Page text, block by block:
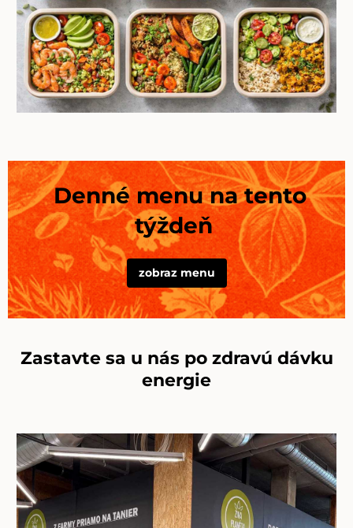
Denné menu na tento
týždeň
zobraz menu
Zastavte sa u nás po zdravú dávku
energie